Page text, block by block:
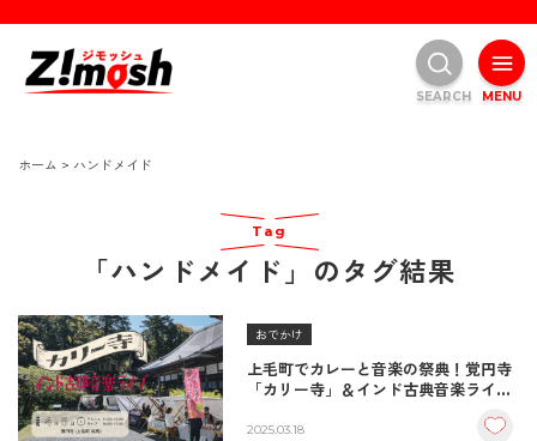
ホーム > ハンドメイド
Tag
「ハンドメイド」のタグ結果
おでかけ
上毛町でカレーと音楽の祭典！覚円寺
「カリー寺」＆インド古典音楽ライブ
2025.03.18
MENU
SEARCH